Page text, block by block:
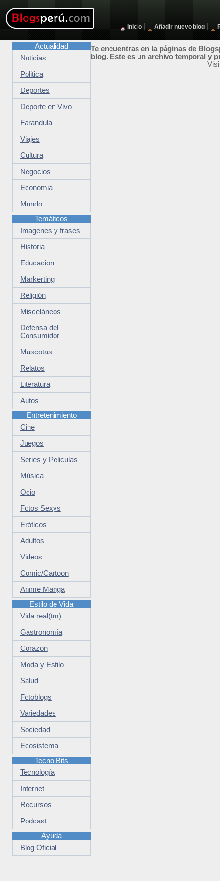
Inicio Añadir nuevo blog
Te encuentras en la páginas de
blog. Este es un archivo temporal y
Actualidad
Noticias
Politica
Deportes
Deporte en Vivo
Farandula
Viajes
Cultura
Negocios
Economia
Mundo
Temáticos
Imagenes y frases
Historia
Educacion
Markerting
Religión
Misceláneos
Defensa del
Consumidor
Mascotas
Relatos
Literatura
Autos
Entretenimiento
Cine
Juegos
Series y Peliculas
Música
Ocio
Fotos Sexys
Eróticos
Adultos
Videos
Comic/Cartoon
Anime Manga
Estilo de Vida
Vida real(tm)
Gastronomía
Corazón
Moda y Estilo
Salud
Fotoblogs
Variedades
Sociedad
Ecosistema
Tecno Bits
Tecnología
Internet
Recursos
Podcast
Ayuda
Blog Oficial